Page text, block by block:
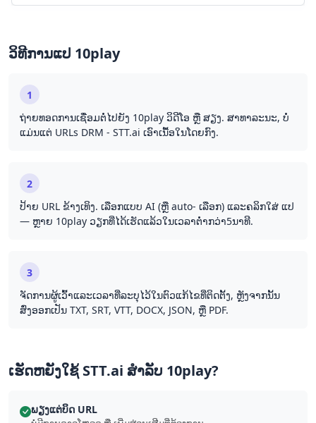
ວິທີການ​ແປ 10play
1
ຖ່າຍ​ທອດ​ການ​ເຊື່ອມຕໍ່​ໄປ​ຍັງ​ 10play ວິດີໂອ ຫຼື ສຽງ. ສາທາລະນະ, ບໍ່​
ແມ່ນ​ແຕ່​ URLs DRM - STT.ai ເອົາ​ເນື້ອໃນ​ໂດຍ​ກົງ.
2
ປ້າຍ URL ຂ້າງເທິງ. ເລືອກແບບ AI (ຫຼື auto- ເລືອກ) ແລະຄລິກໃສ່ ແປ
— ຫຼາຍ 10play ວຽກ​ທີ່​ໄດ້​ເຮັດ​ແລ້ວ​ໃນ​ເວລາ​ຕ່ຳ​ກວ່າ5ນາທີ.
3
ຈັດການຜູ້ເວົ້າແລະເວລາທີ່ລະບຸໄວ້ໃນຕົວແກ້ໄຂທີ່ຕິດຕັ້ງ, ຫຼັງຈາກນັ້ນ
ສົ່ງອອກເປັນ TXT, SRT, VTT, DOCX, JSON, ຫຼື PDF.
ເຮັດ​ຫຍັງ​ໃຊ້ STT.ai ສໍາລັບ 10play?
ພຽງແຕ່​ບິດ URL